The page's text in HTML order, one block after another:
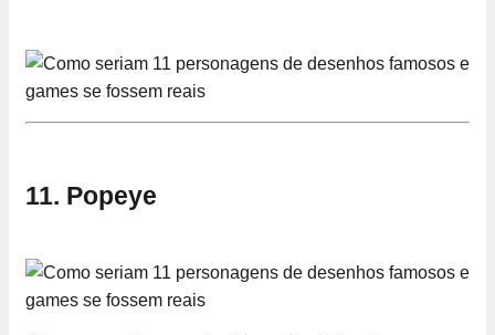
11. Popeye